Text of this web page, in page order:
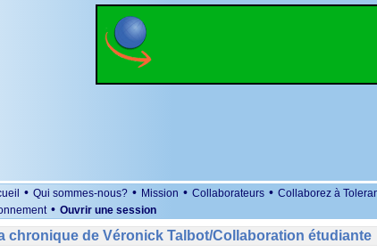
• Qui sommes-nous? • Mission • Collaborateurs • Collaborez à
• Ouvrir une session
chronique de Véronick Talbot/Collaboration étudiante